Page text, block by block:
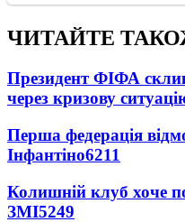
ЧИТАЙТЕ
Президент ФІФА
через кризову
Перша федерація
Інфантіно6211
Колишній клуб хоче
ЗМІ5249